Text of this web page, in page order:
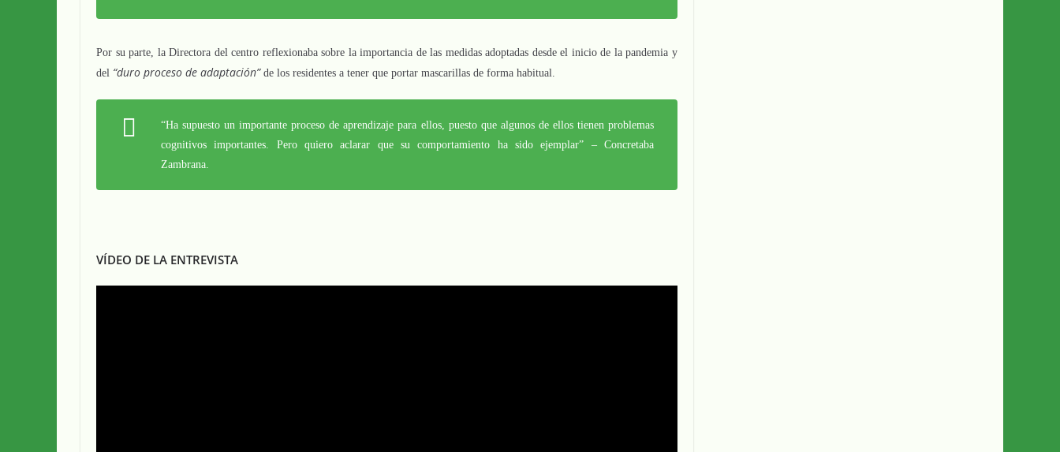
Por su parte, la Directora del centro reflexionaba sobre la importancia de las medidas adoptadas desde el inicio de la pandemia y
del “duro proceso de adaptación”de los residentes a tener que portar mascarillas de forma habitual.
“Ha supuesto un importante proceso de aprendizaje para ellos, puesto que algunos de ellos tienen problemas
cognitivos importantes. Pero quiero aclarar que su comportamiento ha sido ejemplar” – Concretaba
Zambrana.
VÍDEO DE LA ENTREVISTA